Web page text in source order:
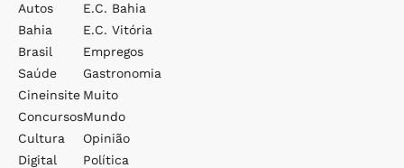
Autos
Bahia
Brasil
Saúde
Cineinsite
Concursos
Cultura
Digital
E.c. Bahia
E.c. Vitória
Empregos
Gastronomia
Muito
Mundo
Opinião
Política